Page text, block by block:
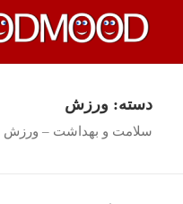
چیزای خووب مووب
دسته: ورزش
سلامت و بهداشت – ورزش